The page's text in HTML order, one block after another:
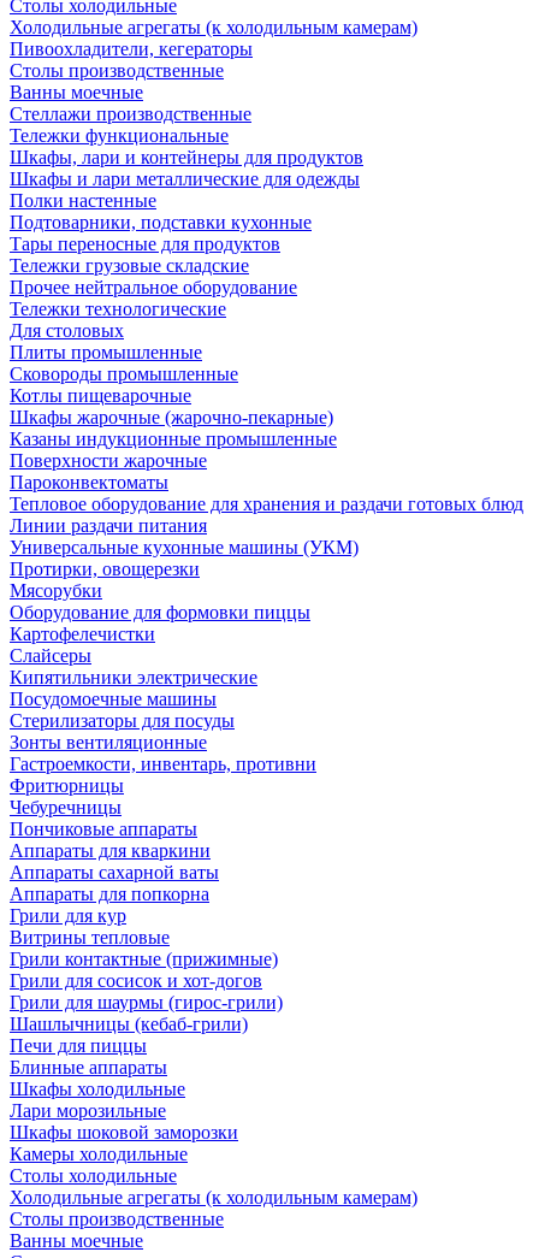
Столы холодильные
Холодильные агрегаты (к холодильным камерам)
Пивоохладители, кегераторы
Столы производственные
Ванны моечные
Стеллажи производственные
Тележки функциональные
Шкафы, лари и контейнеры для продуктов
Шкафы и лари металлические для одежды
Полки настенные
Подтоварники, подставки кухонные
Тары переносные для продуктов
Тележки грузовые складские
Прочее нейтральное оборудование
Тележки технологические
Для столовых
Плиты промышленные
Сковороды промышленные
Котлы пищеварочные
Шкафы жарочные (жарочно-пекарные)
Казаны индукционные промышленные
Поверхности жарочные
Пароконвектоматы
Тепловое оборудование для хранения и раздачи готовых блюд
Линии раздачи питания
Универсальные кухонные машины (УКМ)
Протирки, овощерезки
Мясорубки
Оборудование для формовки пиццы
Картофелечистки
Слайсеры
Кипятильники электрические
Посудомоечные машины
Стерилизаторы для посуды
Зонты вентиляционные
Гастроемкости, инвентарь, противни
Фритюрницы
Чебуречницы
Пончиковые аппараты
Аппараты для кваркини
Аппараты сахарной ваты
Аппараты для попкорна
Грили для кур
Витрины тепловые
Грили контактные (прижимные)
Грили для сосисок и хот-догов
Грили для шаурмы (гирос-грили)
Шашлычницы (кебаб-грили)
Печи для пиццы
Блинные аппараты
Шкафы холодильные
Лари морозильные
Шкафы шоковой заморозки
Камеры холодильные
Столы холодильные
Холодильные агрегаты (к холодильным камерам)
Столы производственные
Ванны моечные